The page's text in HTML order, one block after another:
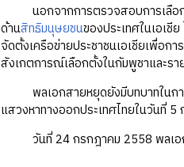
นอกจากการตรวจสอบการเลือกตั้
ด้านสิทธิมนุษยชนของประเทศในเอเ
จัดตั้งเครือข่ายประชาชนเอเชียเพื่อ
สังเกตการณ์เลือกตั้งในกัมพูชาและรา
พลเอกสายหยุดยังมีบทบาทในการ
แสวงหาทางออกประเทศไทยในวันที่
วันที่ 24 กรกฎาคม 2558 พลเอกส